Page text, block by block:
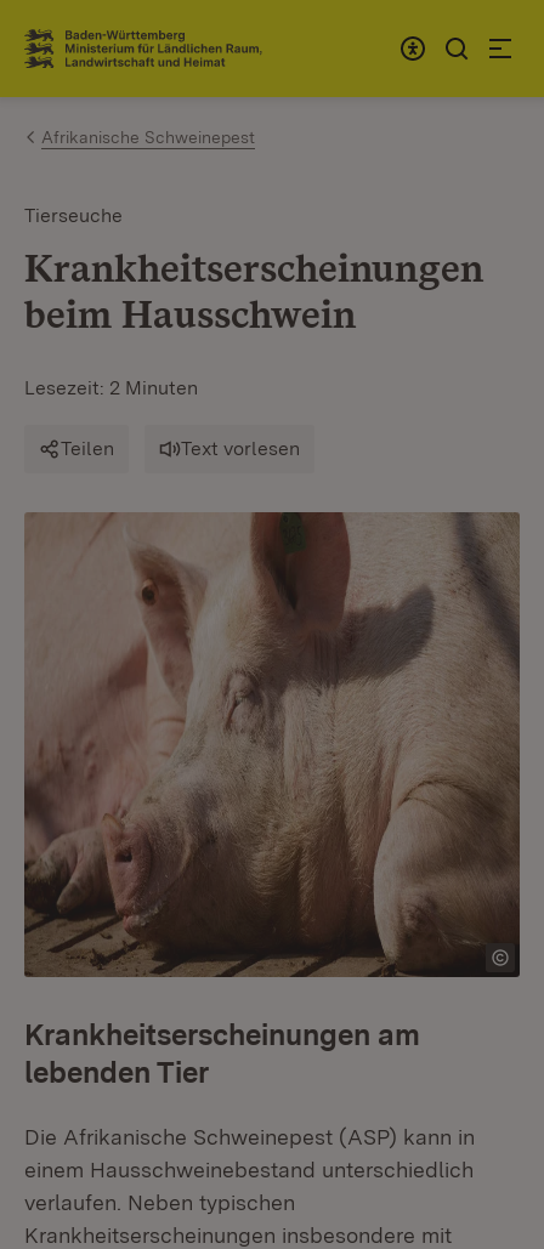
Zum Inhalt springen
Link zur Startseite
Afrikanische Schweinepest
Tierseuche
Krankheitserscheinungen
beim Hausschwein
Lesezeit: 2 Minuten
Teilen Text vorlesen
Krankheitserscheinungen am
lebenden Tier
Die Afrikanische Schweinepest (ASP) kann in
einem Hausschweinebestand unterschiedlich
verlaufen. Neben typischen
Krankheitserscheinungen insbesondere mit